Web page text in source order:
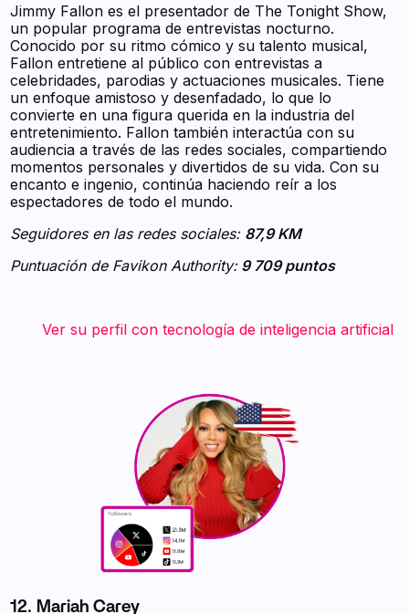
Jimmy Fallon es el presentador de The Tonight Show,
un popular programa de entrevistas nocturno.
Conocido por su ritmo cómico y su talento musical,
Fallon entretiene al público con entrevistas a
celebridades, parodias y actuaciones musicales. Tiene
un enfoque amistoso y desenfadado, lo que lo
convierte en una figura querida en la industria del
entretenimiento. Fallon también interactúa con su
audiencia a través de las redes sociales, compartiendo
momentos personales y divertidos de su vida. Con su
encanto e ingenio, continúa haciendo reír a los
espectadores de todo el mundo.
Seguidores en las redes sociales: 87,9 KM
Puntuación de Favikon Authority:9 709 puntos
‍ ‍ ‍ ‍ ‍ ‍ ‍ Ver su perfil con tecnología de inteligencia artificial
12. Mariah Carey